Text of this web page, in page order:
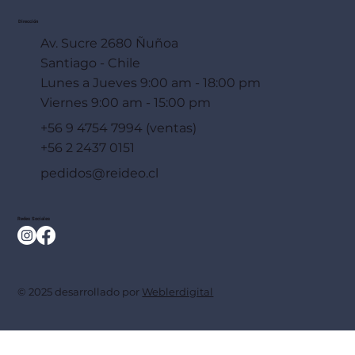
Dirección
Av. Sucre 2680 Ñuñoa
Santiago - Chile
Lunes a Jueves 9:00 am - 18:00 pm
Viernes 9:00 am - 15:00 pm
+56 9 4754 7994 (ventas)
+56 2 2437 0151
pedidos@reideo.cl
Redes Sociales
© 2025 desarrollado por Weblerdigital